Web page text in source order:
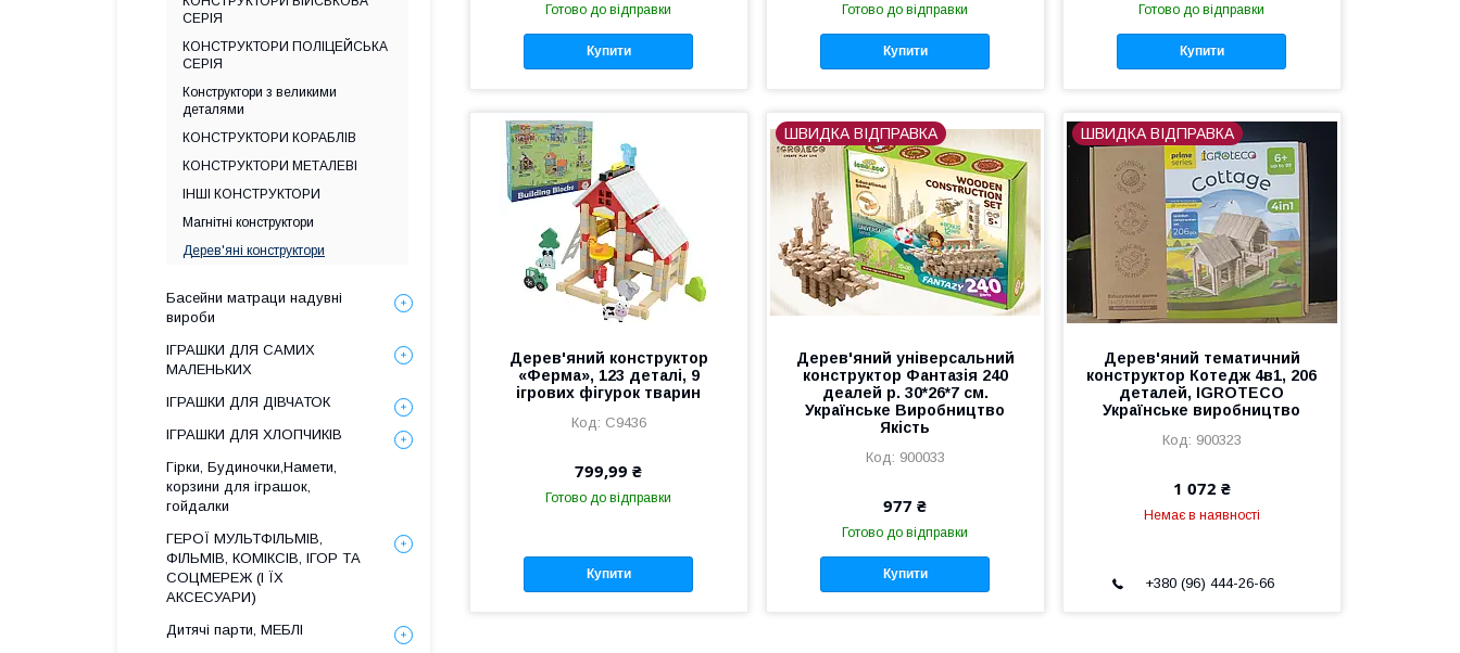
Готово до відправки
Купити
Готово до відправки
Купити
Готово до відправки
Купити
Дерев'яний конструктор
«Ферма», 123 деталі, 9
ігрових фігурок тварин
C9436
799,99 ₴
Готово до відправки
Купити
ШВИДКА ВІДПРАВКА
Дерев'яний універсальний
конструктор Фантазія 240
деалей р. 30*26*7 см.
Українське Виробництво
Якість
900033
977 ₴
Готово до відправки
Купити
ШВИДКА ВІДПРАВКА
Дерев'яний тематичний
конструктор Котедж 4в1, 206
деталей, IGROTECO
Українське виробництво
900323
1 072 ₴
Немає в наявності
+380 (96) 444-26-66
СЕРІЯ
КОНСТРУКТОРИ ПОЛІЦЕЙСЬКА
СЕРІЯ
Конструктори з великими
деталями
КОНСТРУКТОРИ КОРАБЛІВ
КОНСТРУКТОРИ МЕТАЛЕВІ
ІНШІ КОНСТРУКТОРИ
Магнітні конструктори
Дерев'яні конструктори
Басейни матраци надувні
вироби
ІГРАШКИ ДЛЯ САМИХ
МАЛЕНЬКИХ
ІГРАШКИ ДЛЯ ДІВЧАТОК
ІГРАШКИ ДЛЯ ХЛОПЧИКІВ
Гірки, Будиночки,Намети,
корзини для іграшок,
гойдалки
ГЕРОЇ МУЛЬТФІЛЬМІВ,
ФІЛЬМІВ, КОМІКСІВ, ІГОР ТА
СОЦМЕРЕЖ (І ЇХ
АКСЕСУАРИ)
Дитячі парти, МЕБЛІ